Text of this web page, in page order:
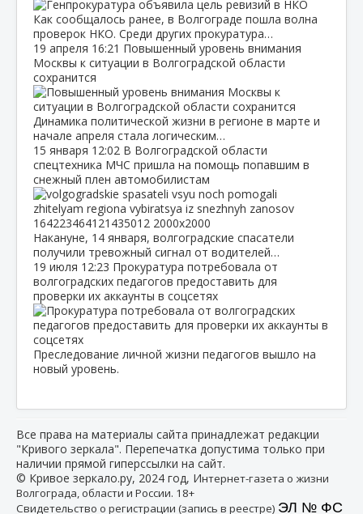
Как сообщалось ранее, в Волгограде пошла волна
проверок НКО. Среди других прокуратура…
19 апреля 16:21 Повышенный уровень внимания
Москвы к ситуации в Волгоградской области
сохранится
Динамика политической жизни в регионе в марте и
начале апреля стала логическим…
15 января 12:02 В Волгоградской области
спецтехника МЧС пришла на помощь попавшим в
снежный плен автомобилистам
Накануне, 14 января, волгоградские спасатели
получили тревожный сигнал от водителей…
19 июля 12:23 Прокуратура потребовала от
волгоградских педагогов предоставить для
проверки их аккаунты в соцсетях
Преследование личной жизни педагогов вышло на
новый уровень.
Все права на материалы сайта принадлежат редакции
"Кривого зеркала". Перепечатка допустима только при
наличии прямой гиперссылки на сайт.
© Кривое зеркало.ру, 2024 год, Интернет-газета о жизни
Волгограда, области и России. 18+
Свидетельство о регистрации (запись в реестре) ЭЛ № ФС